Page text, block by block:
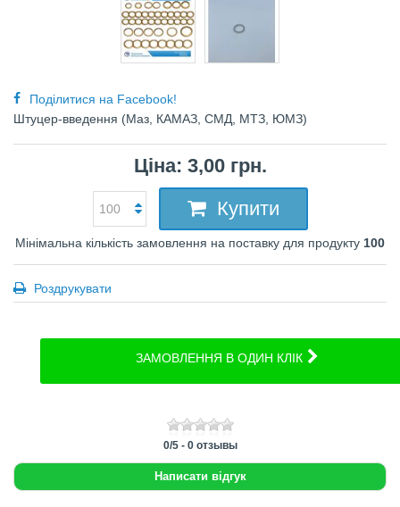
Поділитися на Facebook!
Штуцер-введення (Маз, КАМАЗ, СМД, МТЗ, ЮМЗ)
Ціна: 3,00 грн.
Купити
Мінімальна кількість замовлення на поставку для продукту 100
Роздрукувати
ЗАМОВЛЕННЯ В ОДИН КЛІК
0/5- 0отзывы
Написати відгук